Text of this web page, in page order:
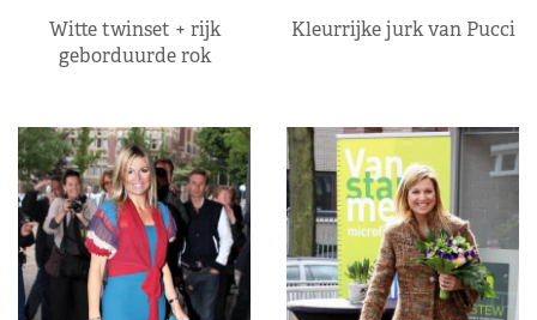
Witte twinset + rijk
geborduurde rok
Kleurrijke jurk van Pucci